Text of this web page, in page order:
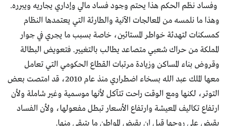
وفساد نظم الحكم هذا يحتم وجود فساد مالي وإداري يجاريه ويبرره.
وهذا ما نلمسه من المعالجات الآنية والطارئة التي يعتمدها النظام
كمسكنات لتهدئة خواطر المستائين، خاصة بسبب ما يجري في جوار
المملكة من حراك شعبي متصاعد يطالب بالتغيير. فتعويض البطالة
وقروض بناء المساكن وزيادة مرتبات القطاع الحكومي التي تعامل
معها الملك عبد الله بسخاء اضطراري منذ عام 2010، قد امتصت بعض
التوتر، لكنها ومع الوقت راحت تتآكل لأنها موسمية وغير شاملة ولأن
ارتفاع تكاليف المعيشة وارتفاع الأسعار تبطل مفعولها، ولأن الفساد
يقبض على روحها قبل ان يقبض المواطن ما يتبقى منها.